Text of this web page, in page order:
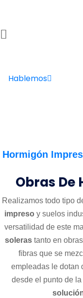
Hablemos
Hormigón
Obras De
Realizamos todo tipo
impreso y suelos
versatilidad de este
soleras tanto en
fibras que se
empleadas le dotan
desde el punto de